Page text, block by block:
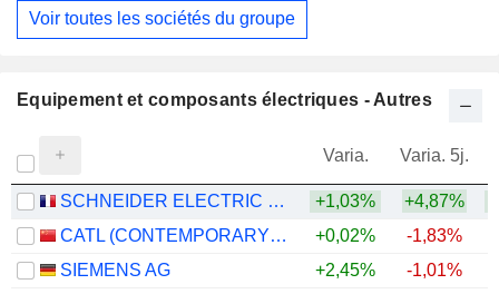
Electronic Equipment/Instruments
Voir toutes les sociétés du groupe
Equipement et composants électriques - Autres
Varia. Varia. 5j.
SCHNEIDER ELECTRIC SE +1,03% +4,87%
CATL (CONTEMPORARY AMPEREX TECHNOLOGY)
+0,02% -1,83%
SIEMENS AG
+2,45% -1,01%